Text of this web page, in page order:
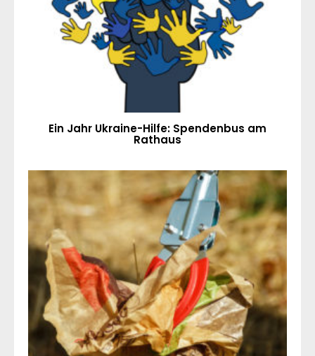
Ein Jahr Ukraine-Hilfe: Spendenbus am
Rathaus